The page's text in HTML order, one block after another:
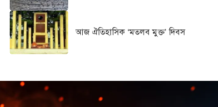
আজ ঐতিহাসিক ‘মতলব মুক্ত’ দিবস